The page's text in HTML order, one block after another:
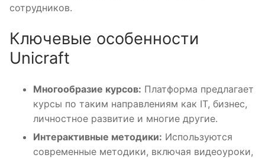
сотрудников.
Ключевые особенности
Unicraft
Многообразие курсов: Платформа предлагает
курсы по таким направлениям как IT, бизнес,
личностное развитие и многие другие.
Интерактивные методики: Используются
современные методики, включая видеоуроки,